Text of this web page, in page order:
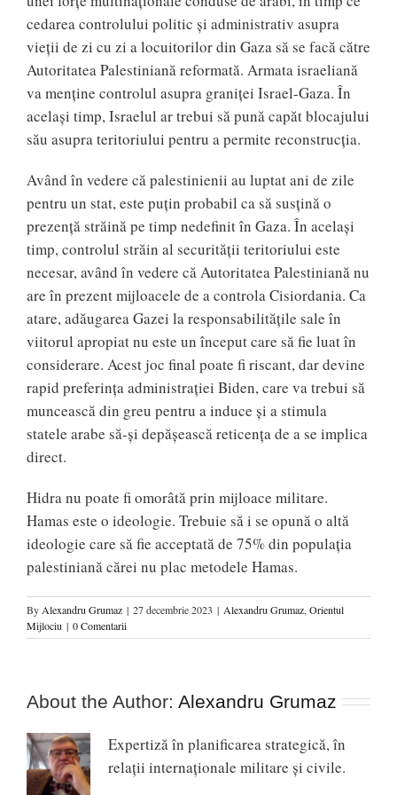
cedarea controlului politic și administrativ asupra
vieții de zi cu zi a locuitorilor din Gaza să se facă către
Autoritatea Palestiniană reformată. Armata israeliană
va menține controlul asupra graniței Israel-Gaza. În
același timp, Israelul ar trebui să pună capăt blocajului
său asupra teritoriului pentru a permite reconstrucția.
Având în vedere că palestinienii au luptat ani de zile
pentru un stat, este puțin probabil ca să susțină o
prezență străină pe timp nedefinit în Gaza. În același
timp, controlul străin al securității teritoriului este
necesar, având în vedere că Autoritatea Palestiniană nu
are în prezent mijloacele de a controla Cisiordania. Ca
atare, adăugarea Gazei la responsabilitățile sale în
viitorul apropiat nu este un început care să fie luat în
considerare. Acest joc final poate fi riscant, dar devine
rapid preferința administrației Biden, care va trebui să
muncească din greu pentru a induce și a stimula
statele arabe să-și depășească reticența de a se implica
direct.
Hidra nu poate fi omorâtă prin mijloace militare.
Hamas este o ideologie. Trebuie să i se opună o altă
ideologie care să fie acceptată de 75% din populația
palestiniană cărei nu plac metodele Hamas.
By Alexandru Grumaz | 27 decembrie 2023 | Alexandru Grumaz, Orientul
Mijlociu | 0 Comentarii
About the Author: Alexandru Grumaz
Expertiză în planificarea strategică, în
relaţii internaţionale militare şi civile.